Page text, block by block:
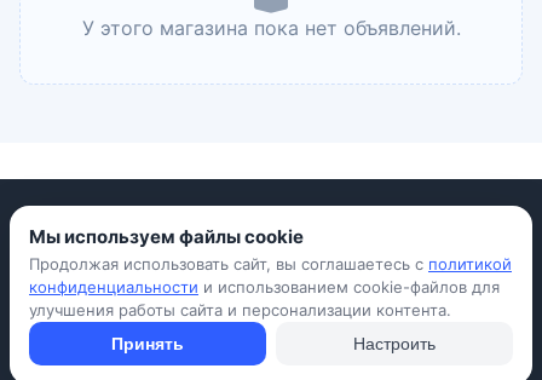
У этого магазина пока нет объявлений.
Приложение для iPhone
© Avada Shop, 2026
Конфиденциальность
Подать объявление бесплатно
ОбъявленияВопросы и ответы
Мы используем файлы cookie
Продолжая использовать сайт, вы соглашаетесь с политикой
конфиденциальности и использованием cookie-файлов для
улучшения работы сайта и персонализации контента.
Принять
Настроить